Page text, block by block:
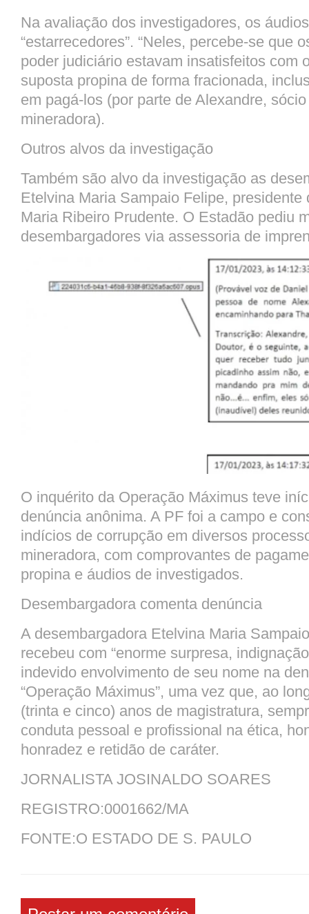
Na avaliação dos investigadores, os
“estarrecedores”. “Neles, percebe-se que
poder judiciário estavam insatisfeitos com
suposta propina de forma fracionada,
em pagá-los (por parte de Alexandre,
mineradora).
Outros alvos da investigação
Também são alvo da investigação as
Etelvina Maria Sampaio Felipe, presidente
Maria Ribeiro Prudente. O Estadão pediu
desembargadores via assessoria de
O inquérito da Operação Máximus teve
denúncia anônima. A PF foi a campo e
indícios de corrupção em diversos
mineradora, com comprovantes de
propina e áudios de investigados.
Desembargadora comenta denúncia
A desembargadora Etelvina Maria
recebeu com “enorme surpresa,
indevido envolvimento de seu nome na
“Operação Máximus”, uma vez que, ao
(trinta e cinco) anos de magistratura,
conduta pessoal e profissional na ética,
honradez e retidão de caráter.
JORNALISTA JOSINALDO SOARES
REGISTRO:0001662/MA
FONTE:O ESTADO DE S. PAULO